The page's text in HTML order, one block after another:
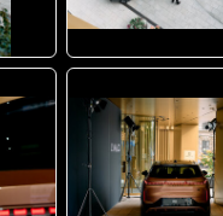
JPG